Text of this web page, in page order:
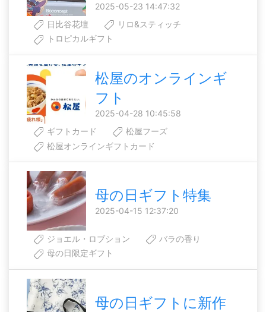
2025-05-23 14:47:32
日比谷花壇
リロ&スティッチ
トロピカルギフト
松屋のオンラインギ
フト
2025-04-28 10:45:58
ギフトカード
松屋フーズ
松屋オンラインギフトカード
母の日ギフト特集
2025-04-15 12:37:20
ジョエル・ロブション
バラの香り
母の日限定ギフト
母の日ギフトに新作